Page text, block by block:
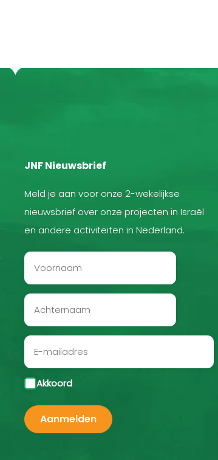
JNF Nieuwsbrief
Meld je aan voor onze 2-wekelijkse
nieuwsbrief over onze projecten in Israël
en andere activiteiten in Nederland.
Akkoord
Aanmelden